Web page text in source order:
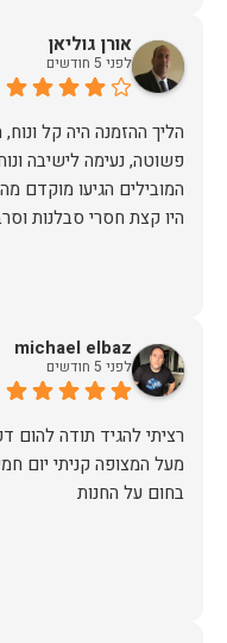
אורן גוליאן
לפני 5 חודשים
הליך ההזמנה היה קל
פשוטה, נעימה לישיבה
היו קצת חסרי סבלנות
michael elbaz
לפני 5 חודשים
רציתי להגיד תודה להום
מעל המצופה קניתי יום
בחום על החנות